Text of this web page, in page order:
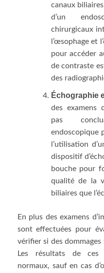
canaux
d’un
chirurgicaux
l’œsophage et
pour accéder
de contraste
des
Échographie
des examens
pas
endoscopique
l’utilisation
dispositif
bouche pour
qualité de la
biliaires que
En plus des examens
sont effectuées pour
vérifier si des
Les résultats de ces
normaux, sauf en cas